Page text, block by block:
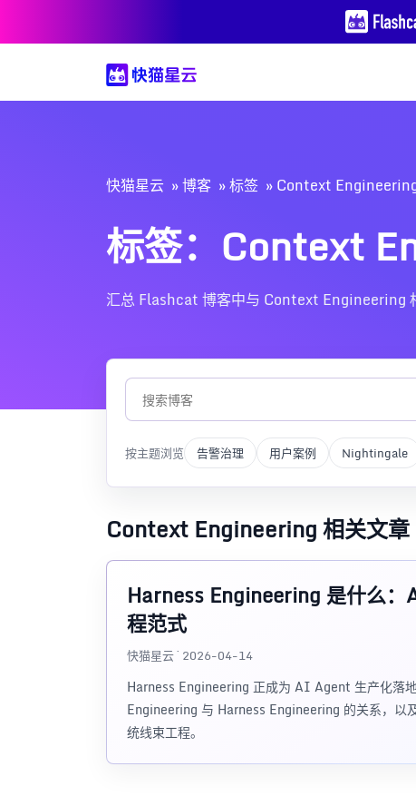
快猫星云 博客 标签 Context
标签：Context
汇总 Flashcat 博客中与 Context Engineering
按主题浏览 告警治理 用户案例 Nightingale
Context Engineering 相关文章
Harness Engineering 是什么
程范式
快猫星云 · 2026-04-14
Harness Engineering 正成为 AI Agent 生产化落
Engineering 与 Harness Engineering 的关系，以
统线束工程。